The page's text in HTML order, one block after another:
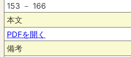
153 － 166
本文
PDFを開く
備考